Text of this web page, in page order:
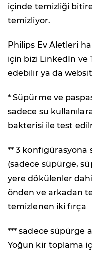
içinde temizliği
temizliyor.
Philips Ev Aletleri
için bizi LinkedIn ve
edebilir ya da
* Süpürme ve
sadece su
bakterisi ile test
** 3 konfigürasyona
(sadece süpürge,
yere dökülenler
önden ve arkadan
temizlenen iki fırça
*** sadece süpürge
Yoğun kir toplama